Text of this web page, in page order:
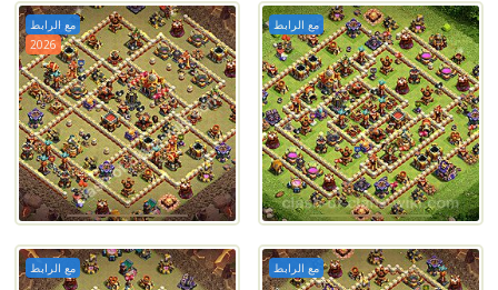
مع الرابط
مع الرابط
2026
مع الرابط مع الرابط